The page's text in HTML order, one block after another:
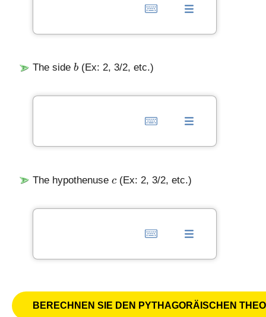
The side b
b (Ex: 2, 3/2, etc.)
The hypothenuse c
c (Ex: 2, 3/2, etc.)